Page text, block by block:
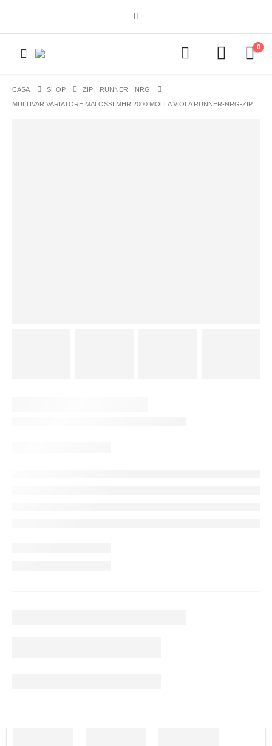
0
CASA SHOP ZIP RUNNER
NRG
MULTIVAR VARIATORE MALOSSI MHR 2000 MOLLA VIOLA RUNNER-NRG-ZIP